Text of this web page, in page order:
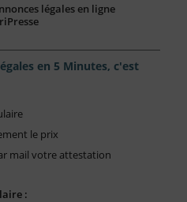
légales en ligne
en 5 Minutes, c'est
le prix
mail votre attestation
: